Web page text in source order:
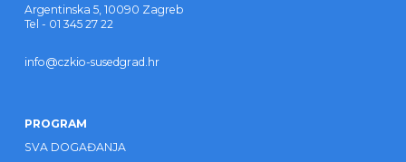
Argentinska 5, 10090 Zagreb
Tel - 01 345 27 22
info@czkio-susedgrad.hr
PROGRAM
SVA DOGAĐANJA